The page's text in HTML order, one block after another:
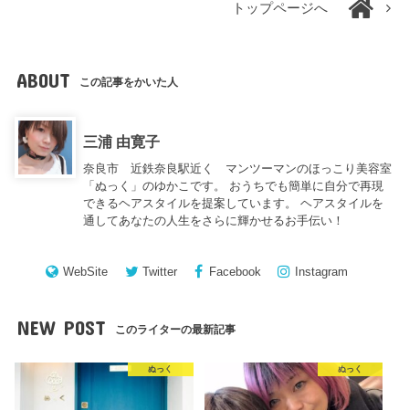
トップページへ
ABOUT この記事をかいた人
三浦 由寛子
奈良市 近鉄奈良駅近く マンツーマンのほっこり美容室
「ぬっく」のゆかこです。 おうちでも簡単に自分で再現
できるヘアスタイルを提案しています。 ヘアスタイルを
通してあなたの人生をさらに輝かせるお手伝い！
WebSite Twitter Facebook Instagram
NEW POST このライターの最新記事
ぬっく ぬっく